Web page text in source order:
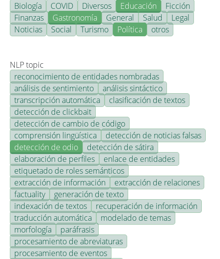
Biología
COVID Diversos Educación
Ficción
Finanzas
Gastronomía General Salud
Legal
Noticias
Social Turismo Política otros
NLP topic
reconocimiento de entidades nombradas
análisis de sentimiento
análisis sintáctico
transcripción automática
clasificación de textos
detección de clickbait
detección de cambio de código
comprensión lingüística
detección de noticias falsas
detección de odio
detección de sátira
elaboración de perfiles
enlace de entidades
etiquetado de roles semánticos
extracción de información
extracción de relaciones
factuality
generación de texto
indexación de textos
recuperación de información
traducción automática
modelado de temas
morfología
paráfrasis
procesamiento de abreviaturas
procesamiento de eventos